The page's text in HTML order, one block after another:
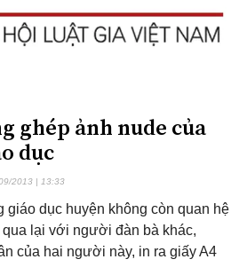
ghép ảnh nude của
dục
2013 | 13:33
giáo dục huyện không còn quan hệ
lại với người đàn bà khác,
của hai người này, in ra giấy A4